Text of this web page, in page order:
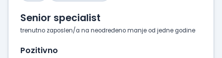
utiske
Senior specialist
trenutno zaposlen/a na neodređeno manje od jedne godine
Pozitivno